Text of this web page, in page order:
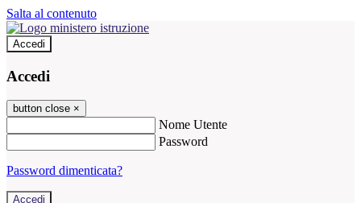
Salta al contenuto
Accedi
Accedi
button close ×
Nome Utente
Password
Password dimenticata?